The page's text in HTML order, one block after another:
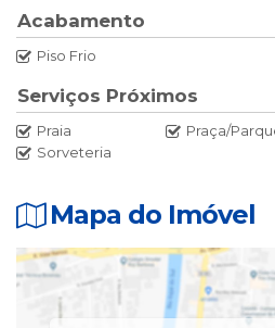
Disposição dos dormitórios:
🛌 01 Suíte - 01 Cama Casal Box
🛌 01 Dormitório – 01 Cama Casal
🛌 01 Dormitório – 01 Cama
Pontos fortes
✨️🌊 20 metros da Praia de 4 Ilhas.
Acabamento
Piso Frio
Serviços Próximos
Praia Praça/
Sorveteria
Mapa do Imóvel